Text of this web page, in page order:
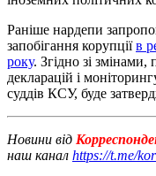
Раніше нардепи
запобігання корупціїв
року. Згідно зі
декларацій і
суддів КСУ, буде
Новини від
наш канал https://t.me/